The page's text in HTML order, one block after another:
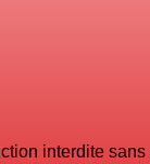
interdite